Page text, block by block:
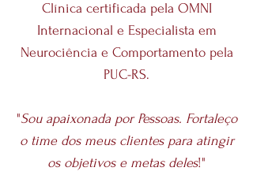
Clínica certificada pela OMNI
Internacional e Especialista em
Neurociência e Comportamento pela
PUC-RS.
"Sou apaixonada por Pessoas. Fortaleço
o time dos meus clientes para atingir
os objetivos e metas deles!"